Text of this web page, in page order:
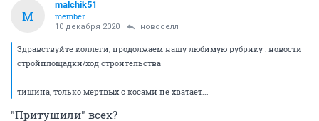
M
malchik51
member
10 декабря 2020 новоселл
Здравствуйте коллеги, продолжаем нашу любимую рубрику : новости
стройплощадки/ход строительства
тишина, только мертвых с косами не хватает...
"Притушили" всех?